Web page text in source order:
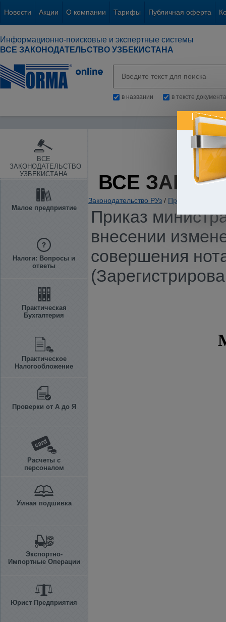
Новости Акции О компании Тарифы Публичная оферта
Информационно-поисковые и экспертные системы
ВСЕ ЗАКОНОДАТЕЛЬСТВО УЗБЕКИСТАНА
в названии в тексте документа
ВСЕ
ЗАКОНОДАТЕЛЬСТВО
УЗБЕКИСТАНА
Малое предприятие
Налоги: Вопросы и
ответы
Практическая
Бухгалтерия
Практическое
Налогообложение
Проверки от А до Я
Расчеты с
персоналом
Умная подшивка
Экспортно-
Импортные Операции
Юрист Предприятия
ВСЕ
Законодательство РУз / Прокуратура.
Приказ
внесении
совершения